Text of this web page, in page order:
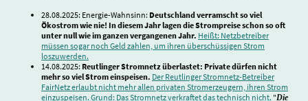
28.08.2025: Energie-Wahnsinn: Deutschland verramscht so viel
Ökostrom wie nie! In diesem Jahr lagen die Strompreise schon so oft
unter null wie im ganzen vergangenen Jahr. Heißt: Netzbetreiber
müssen sogar noch Geld zahlen, um ihren überschüssigen Strom
loszuwerden.
14.08.2025: Reutlinger Stromnetz überlastet: Private dürfen nicht
mehr so viel Strom einspeisen. Der Reutlinger Stromnetz-Betreiber
FairNetz erlaubt nicht mehr allen privaten Stromerzeugern, ihren Strom
einzuspeisen. Grund: Das Stromnetz verkraftet das technisch nicht. "Die